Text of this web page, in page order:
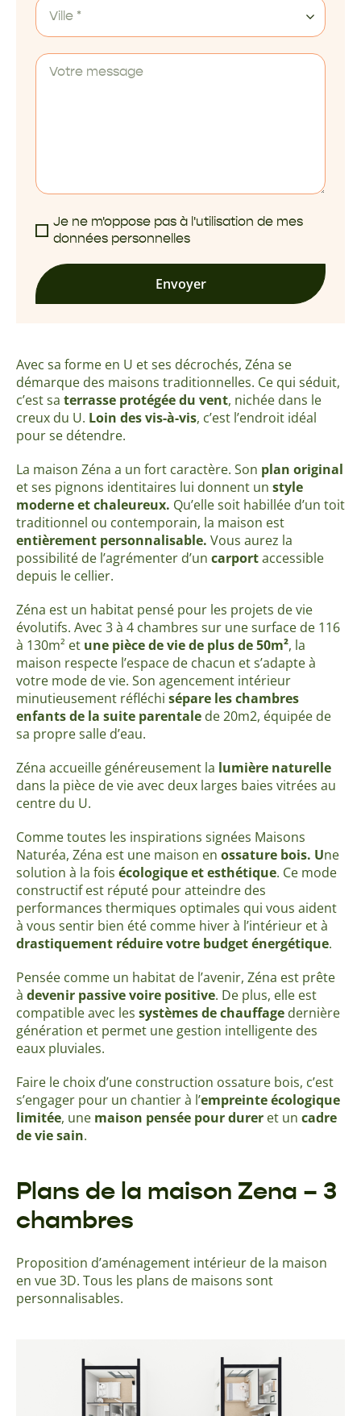
Avec sa forme en U et ses décrochés, Zéna se
démarque des maisons traditionnelles. Ce qui séduit,
c’est sa terrasse protégée du vent, nichée dans le
creux du U. Loin des vis-à-vis, c’est l’endroit idéal
pour se détendre.
La maison Zéna a un fort caractère. Son plan original
et ses pignons identitaires lui donnent un style
moderne et chaleureux. Qu’elle soit habillée d’un toit
traditionnel ou contemporain, la maison est
entièrement personnalisable. Vous aurez la
possibilité de l’agrémenter d’un carportaccessible
depuis le cellier.
Zéna est un habitat pensé pour les projets de vie
évolutifs. Avec 3 à 4 chambres sur une surface de 116
à 130m² et une pièce de vie de plus de 50m², la
maison respecte l’espace de chacun et s’adapte à
votre mode de vie. Son agencement intérieur
minutieusement réfléchi sépare les chambres
enfants de la suite parentale de 20m2, équipée de
sa propre salle d’eau.
Zéna accueille généreusement la lumière naturelle
dans la pièce de vie avec deux larges baies vitrées au
centre du U.
Comme toutes les inspirations signées Maisons
Naturéa, Zéna est une maison en ossature bois. Une
solution à la fois écologique et esthétique. Ce mode
constructif est réputé pour atteindre des
performances thermiques optimales qui vous aident
à vous sentir bien été comme hiver à l’intérieur et à
drastiquement réduire votre budget énergétique.
Pensée comme un habitat de l’avenir, Zéna est prête
à devenir passivevoire positive. De plus, elle est
compatible avec les systèmes de chauffage dernière
génération et permet une gestion intelligente des
eaux pluviales.
Faire le choix d’une construction ossature bois, c’est
s’engager pour un chantier à l’empreinte écologique
limitée, une maison pensée pour durer et un cadre
de vie sain.
Plans de la maison Zena – 3
chambres
Proposition d’aménagement intérieur de la maison
en vue 3D. Tous les plans de maisons sont
personnalisables.
Ville *
Je ne m'oppose pas à l'utilisation de mes
données personnelles
Envoyer